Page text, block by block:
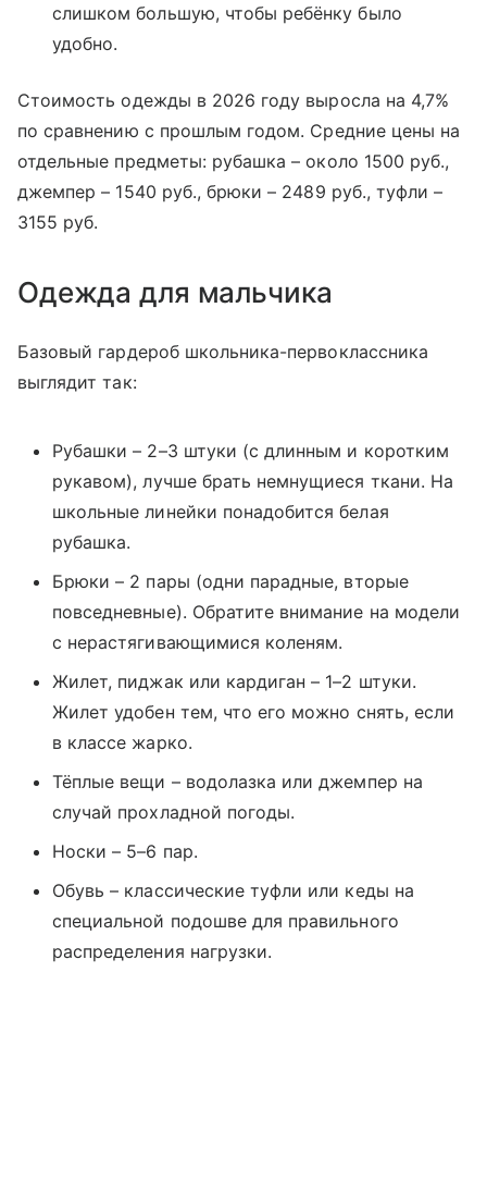
слишком большую, чтобы ребёнку было
удобно.
Стоимость одежды в 2026 году выросла на 4,7%
по сравнению с прошлым годом. Средние цены на
отдельные предметы: рубашка – около 1500 руб.,
джемпер – 1540 руб., брюки – 2489 руб., туфли –
3155 руб.
Одежда для мальчика
Базовый гардероб школьника-первоклассника
выглядит так:
Рубашки – 2–3 штуки (с длинным и коротким
рукавом), лучше брать немнущиеся ткани. На
школьные линейки понадобится белая
рубашка.
Брюки – 2 пары (одни парадные, вторые
повседневные). Обратите внимание на модели
с нерастягивающимися коленям.
Жилет, пиджак или кардиган – 1–2 штуки.
Жилет удобен тем, что его можно снять, если
в классе жарко.
Тёплые вещи – водолазка или джемпер на
случай прохладной погоды.
Носки – 5–6 пар.
Обувь – классические туфли или кеды на
специальной подошве для правильного
распределения нагрузки.